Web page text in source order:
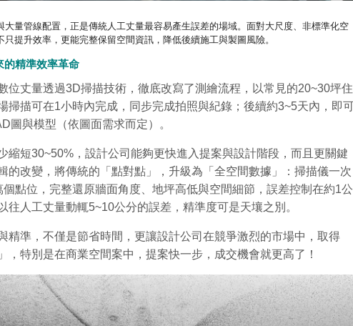
大量管線配置，正是傳統人工丈量最容易產生誤差的場域。面對大尺度、非標準化空
只提升效率，更能完整保留空間資訊，降低後續施工與製圖風險。
的精準效率革命
位丈量透過3D掃描技術，徹底改寫了測繪流程，以常見的20~30坪住
掃描可在1小時內完成，同步完成拍照與紀錄；後續約3~5天內，即可
圖與模型（依圖面需求而定）。
縮短30~50%，設計公司能夠更快進入提案與設計階段，而且更關鍵
的改變，將傳統的「點對點」，升級為「全空間數據」：掃描儀一次
個點位，完整還原牆面角度、地坪高低與空間細節，誤差控制在約1公
往人工丈量動輒5~10公分的誤差，精準度可是天壤之別。
精準，不僅是節省時間，更讓設計公司在競爭激烈的市場中，取得
，特別是在商業空間案中，提案快一步，成交機會就更高了！